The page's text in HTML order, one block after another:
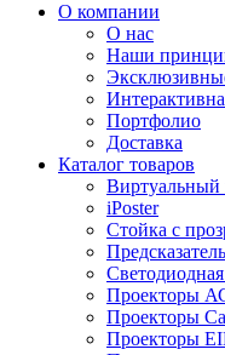
О компании
О нас
Наши
Портфолио
Доставка
Каталог товаров
Виртуальный
iPoster
Стойка с
Проекторы
Проекторы
Проекторы